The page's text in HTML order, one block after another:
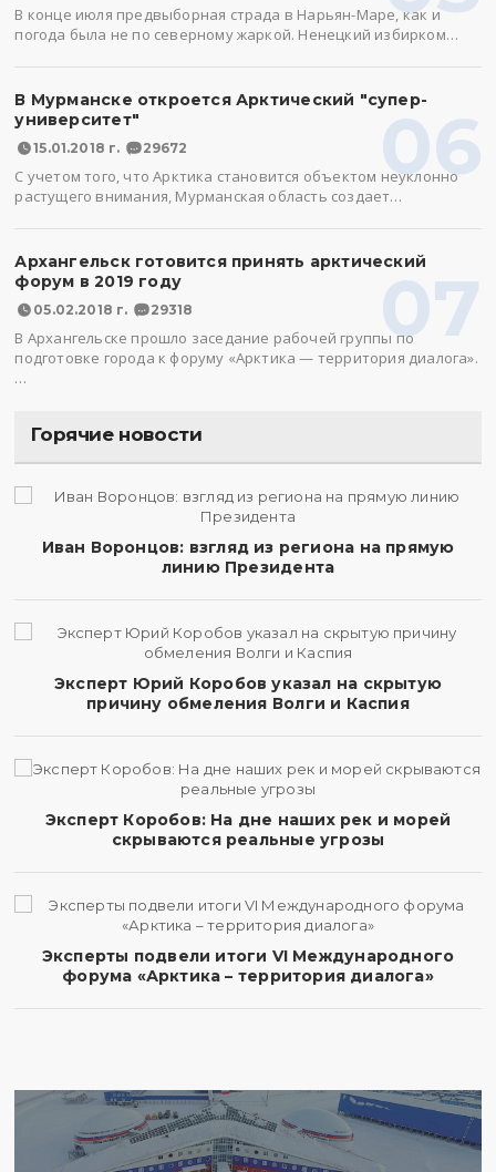
В конце июля предвыборная страда в Нарьян-Маре, как и
погода была не по северному жаркой. Ненецкий избирком…
06
В Мурманске откроется Арктический "супер-
университет"
15.01.2018 г. 29672
С учетом того, что Арктика становится объектом неуклонно
растущего внимания, Мурманская область создает…
07
Архангельск готовится принять арктический
форум в 2019 году
05.02.2018 г. 29318
В Архангельске прошло заседание рабочей группы по
подготовке города к форуму «Арктика — территория диалога».
…
Горячие новости
Иван Воронцов: взгляд из региона на прямую
линию Президента
Эксперт Юрий Коробов указал на скрытую
причину обмеления Волги и Каспия
Эксперт Коробов: На дне наших рек и морей
скрываются реальные угрозы
Эксперты подвели итоги VI Международного
форума «Арктика – территория диалога»